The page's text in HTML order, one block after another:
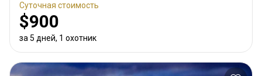
Суточная стоимость
$900
за 5 дней, 1 охотник